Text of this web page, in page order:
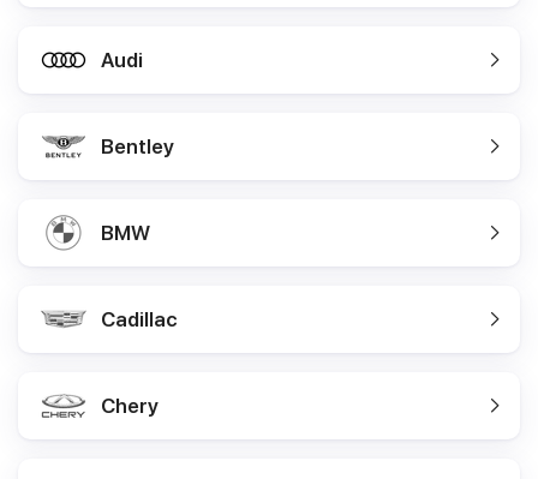
Audi
Bentley
BMW
Cadillac
Chery